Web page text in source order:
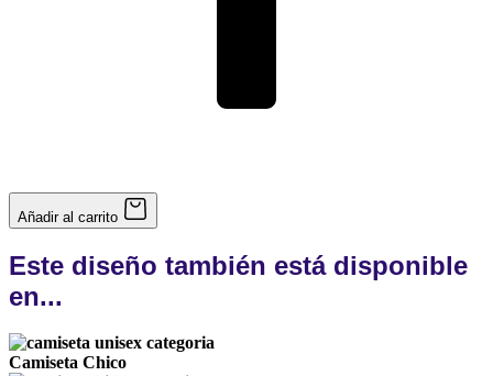
Añadir al carrito
Este diseño también está disponible
en...
Camiseta Chico